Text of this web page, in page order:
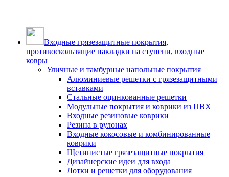
Входные грязезащитные покрытия,
противоскользящие накладки на ступени, входные
ковры
Уличные и тамбурные напольные покрытия
Алюминиевые решетки с грязезащитными
вставками
Стальные оцинкованные решетки
Модульные покрытия и коврики из ПВХ
Входные резиновые коврики
Резина в рулонах
Входные кокосовые и комбинированные
коврики
Щетинистые грязезащитные покрытия
Дизайнерские идеи для входа
Лотки и решетки для оборудования